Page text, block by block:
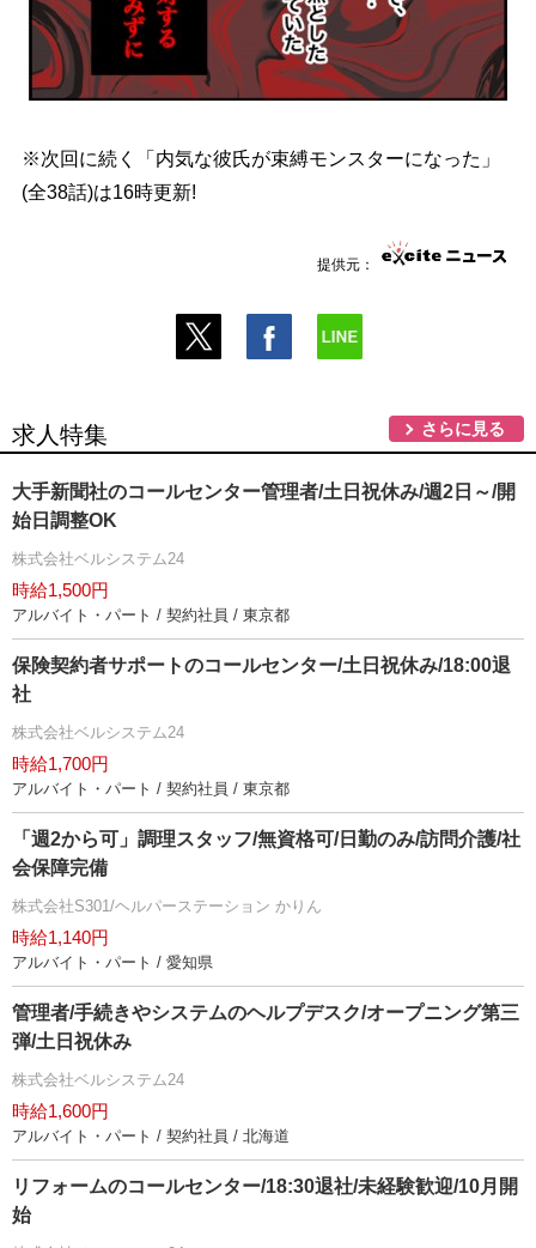
※次回に続く「内気な彼氏が束縛モンスターになった」
(全38話)は16時更新!
提供元：
求人特集 さらに見る
大手新聞社のコールセンター管理者/土日祝休み/週2日～/開
始日調整OK
株式会社ベルシステム24
時給1,500円
アルバイト・パート / 契約社員 / 東京都
保険契約者サポートのコールセンター/土日祝休み/18:00退
社
株式会社ベルシステム24
時給1,700円
アルバイト・パート / 契約社員 / 東京都
「週2から可」調理スタッフ/無資格可/日勤のみ/訪問介護/社
会保障完備
株式会社S301/ヘルパーステーション かりん
時給1,140円
アルバイト・パート / 愛知県
管理者/手続きやシステムのヘルプデスク/オープニング第三
弾/土日祝休み
株式会社ベルシステム24
時給1,600円
アルバイト・パート / 契約社員 / 北海道
リフォームのコールセンター/18:30退社/未経験歓迎/10月開
始